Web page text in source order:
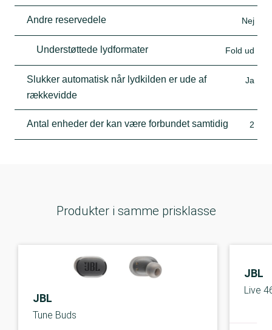
Andre reservedele Nej
Understøttede lydformater Fold ud
Slukker automatisk når lydkilden er ude af
rækkevidde
Ja
Antal enheder der kan være forbundet samtidig 2
Produkter i samme prisklasse
JBL
Tune Buds
JBL
Live